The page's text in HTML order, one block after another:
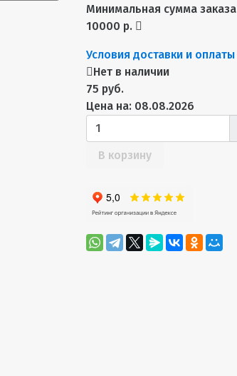
Минимальная сумма заказа
10000 р.
Условия доставки и оплаты
Нет в наличии
75 руб.
Цена на: 08.08.2026
В корзину